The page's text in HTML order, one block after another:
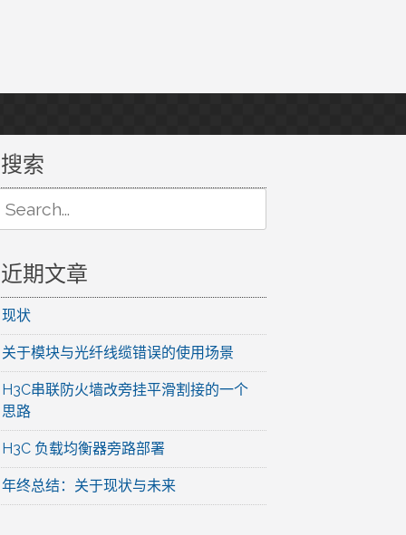
搜索
近期文章
现状
关于模块与光纤线缆错误的使用场景
H3C串联防火墙改旁挂平滑割接的一个
思路
H3C 负载均衡器旁路部署
年终总结：关于现状与未来